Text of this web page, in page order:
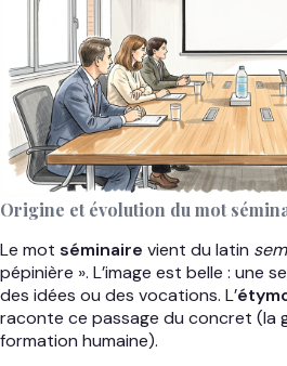
Origine et évolution du mot
Le mot séminaire vient du latin
pépinière ». L’image est belle : une
des idées ou des vocations. L’
raconte ce passage du concret (la
formation humaine).